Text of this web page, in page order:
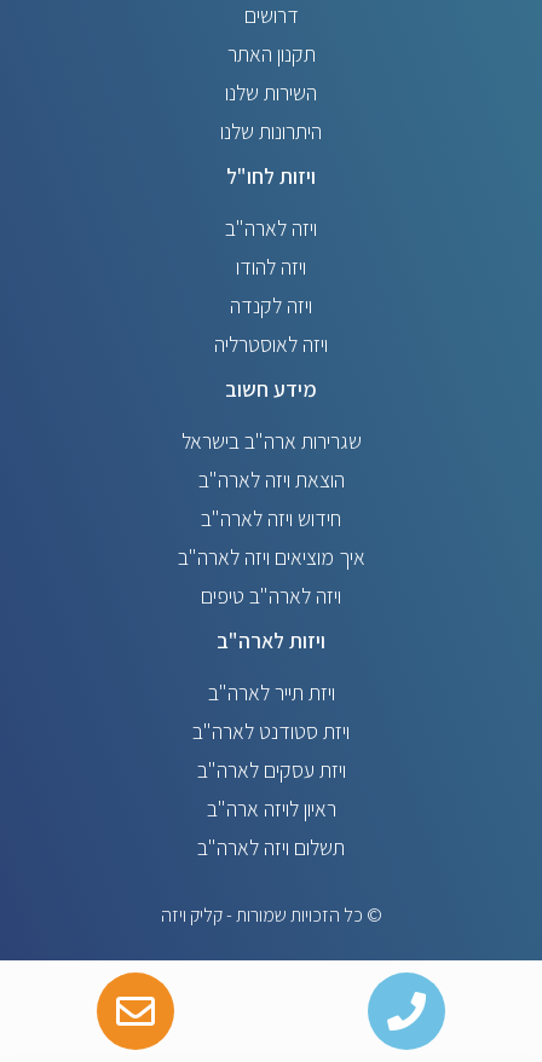
דרושים
תקנון האתר
השירות שלנו
היתרונות שלנו
ויזות לחו"ל
ויזה לארה"ב
ויזה להודו
ויזה לקנדה
ויזה לאוסטרליה
מידע חשוב
שגרירות ארה"ב בישראל
הוצאת ויזה לארה"ב
חידוש ויזה לארה"ב
איך מוציאים ויזה לארה"ב
ויזה לארה"ב טיפים
ויזות לארה"ב
ויזת תייר לארה"ב
ויזת סטודנט לארה"ב
ויזת עסקים לארה"ב
ראיון לויזה ארה"ב
תשלום ויזה לארה"ב
© כל הזכויות שמורות - קליק ויזה